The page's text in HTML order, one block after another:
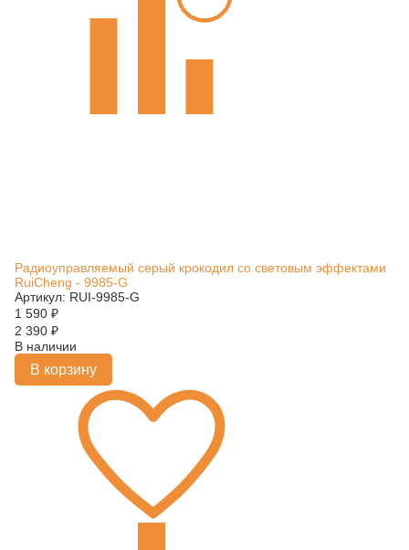
Радиоуправляемый серый крокодил со световым эффектами
RuiCheng - 9985-G
Артикул: RUI-9985-G
1 590 ₽
2 390 ₽
В наличии
В корзину